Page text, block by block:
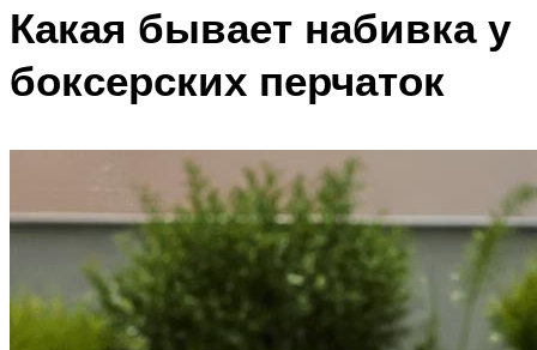
Какая бывает набивка у
боксерских перчаток